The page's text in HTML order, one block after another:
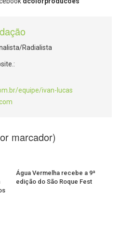
Radialista
equipe/ivan-lucas
marcador)
Água Vermelha recebe a 9ª
edição do São Roque Fest